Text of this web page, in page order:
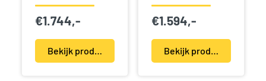
€1.744,-
Bekijk product(en)
€1.594,-
Bekijk product(en)